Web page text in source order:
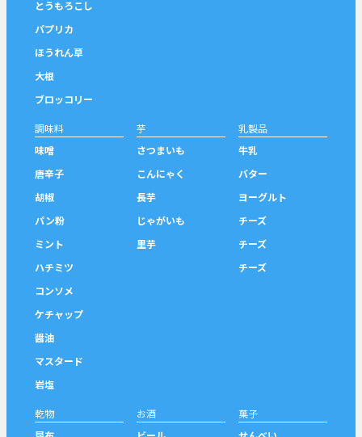
とうもろこし
パプリカ
ほうれん草
大根
ブロッコリー
調味料
味噌
唐辛子
胡椒
パン粉
ミント
ハチミツ
コンソメ
ケチャップ
醤油
マスタード
岩塩
芋
さつまいも
こんにゃく
長芋
じゃがいも
里芋
乳製品
牛乳
バター
ヨーグルト
チーズ
チーズ
チーズ
乾物
お酒
菓子